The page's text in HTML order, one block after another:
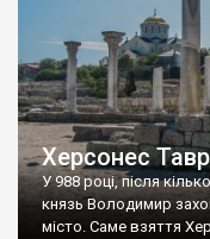
Херсонес
У 988 році, після
князь Володимир
місто. Саме взяття